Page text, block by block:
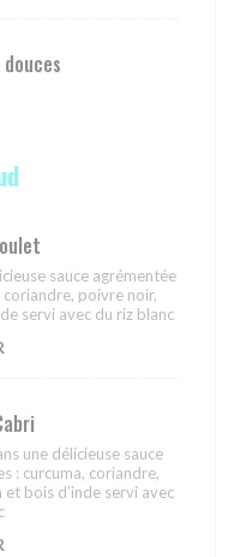
sauce agrémentée
coriandre, poivre noir,
servi avec du riz blanc
une délicieuse sauce
: curcuma, coriandre,
bois d’inde servi avec